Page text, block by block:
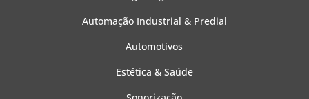
Automação Industrial & Predial
Automotivos
Estética & Saúde